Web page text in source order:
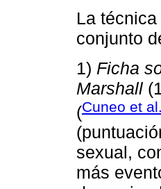
La
conjunto
1) Ficha
Marshall
(Cuneo et
sexual,
más